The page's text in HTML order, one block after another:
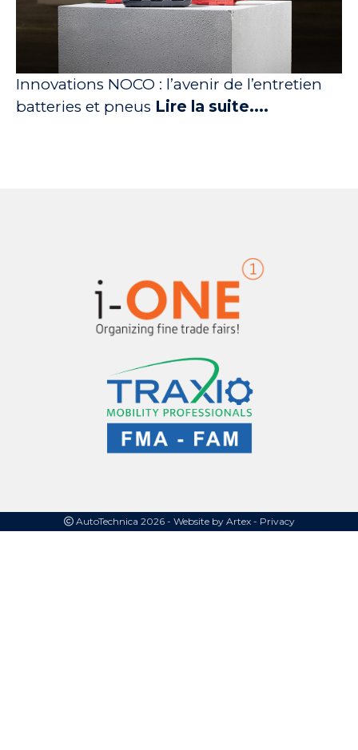
Innovations NOCO : l’avenir de l’entretien
batteries et pneus Lire la suite....
AutoTechnica 2026 - Website by Artex - Privacy